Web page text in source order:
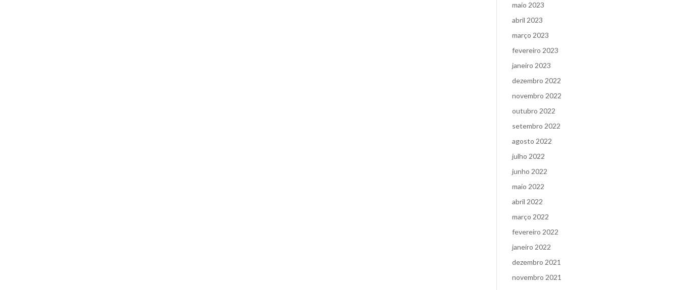
maio 2023
abril 2023
março 2023
fevereiro 2023
janeiro 2023
dezembro 2022
novembro 2022
outubro 2022
setembro 2022
agosto 2022
julho 2022
junho 2022
maio 2022
abril 2022
março 2022
fevereiro 2022
janeiro 2022
dezembro 2021
novembro 2021